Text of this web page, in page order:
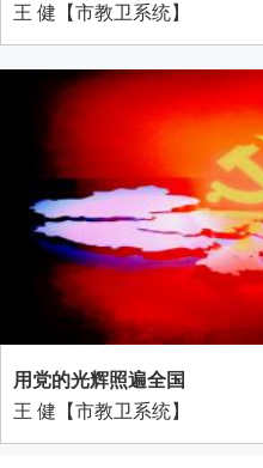
王 健【市教卫系统】
用党的光辉照遍全国
王 健【市教卫系统】